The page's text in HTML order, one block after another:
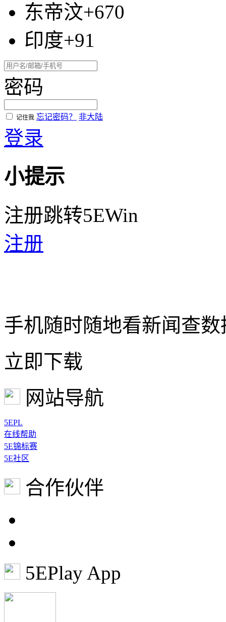
东帝汶+670
印度+91
密码
记住我 忘记密码？ 非大陆
登录
小提示
注册跳转5EWin
注册
手机随时随地看新闻查数
立即下载
网站导航
5EPL
在线帮助
5E锦标赛
5E社区
合作伙伴
5EPlay App